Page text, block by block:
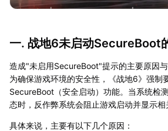
一. 战地6未启动SecureBoot
造成"未启用SecureBoot"提示的主要原因与
为确保游戏环境的安全性，《战地6》强制
SecureBoot（安全启动）功能。当系统检
态时，反作弊系统会阻止游戏启动并显示相
具体来说，主要有以下几个原因：